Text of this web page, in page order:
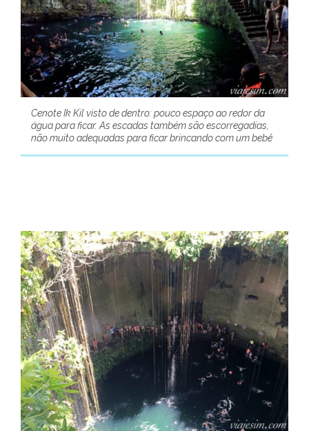
Cenote Ik Kil visto de dentro: pouco espaço ao redor da
água para ficar. As escadas também são escorregadias,
não muito adequadas para ficar brincando com um bebê